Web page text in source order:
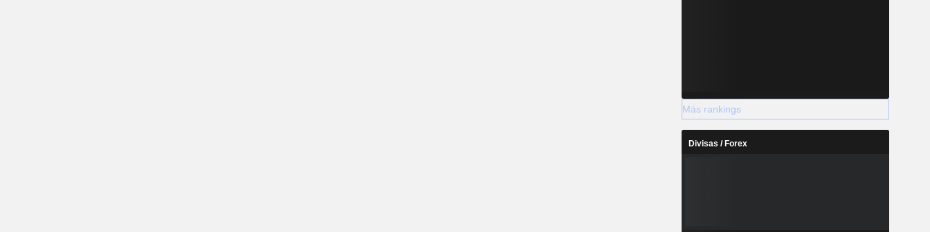
Más rankings
Divisas / Forex